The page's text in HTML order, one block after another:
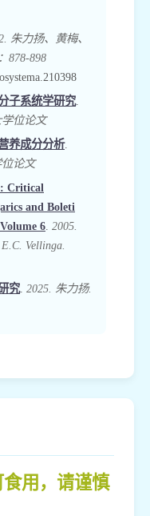
朱力扬、黄梅、
878-898
子系统学研究.
位论文
养成分分析.
论文
Critical
and Boleti
6 2005.
Vellinga.
究. 2025. 朱力扬.
用，请谨慎